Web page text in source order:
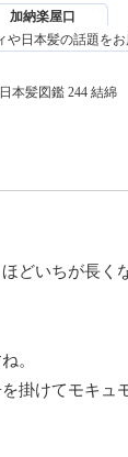
加納楽屋口
や日本髪の話題を
本髪図鑑 244 結綿
どいちが長く
。
掛けてモキ